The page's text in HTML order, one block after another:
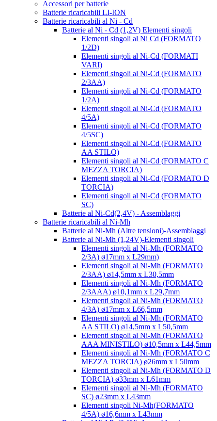
Accessori per batterie
Batterie ricaricabili LI-ION
Batterie ricaricabili al Ni - Cd
Batterie al Ni - Cd (1,2V) Elementi singoli
Elementi singoli al Ni Cd (FORMATO
1/2D)
Elementi singoli al Ni-Cd (FORMATI
VARI)
Elementi singoli al Ni-Cd (FORMATO
2/3AA)
Elementi singoli al Ni-Cd (FORMATO
1/2A)
Elementi singoli al Ni-Cd (FORMATO
4/5A)
Elementi singoli al Ni-Cd (FORMATO
4/5SC)
Elementi singoli al Ni-Cd (FORMATO
AA STILO)
Elementi singoli al Ni-Cd (FORMATO C
MEZZA TORCIA)
Elementi singoli al Ni-Cd (FORMATO D
TORCIA)
Elementi singoli al Ni-Cd (FORMATO
SC)
Batterie al Ni-Cd(2,4V) - Assemblaggi
Batterie ricaricabili al Ni-Mh
Batterie al Ni-Mh (Altre tensioni)-Assemblaggi
Batterie al Ni-Mh (1,24V)-Elementi singoli
Elementi singoli al Ni-Mh (FORMATO
2/3A) ø17mm x L29mm)
Elementi singoli al Ni-Mh (FORMATO
2/3AA) ø14,5mm x L30,5mm
Elementi singoli al Ni-Mh (FORMATO
2/3AAA) ø10,1mm x L29,7mm
Elementi singoli al Ni-Mh (FORMATO
4/3A) ø17mm x L66,5mm
Elementi singoli al Ni-Mh (FORMATO
AA STILO) ø14,5mm x L50,5mm
Elementi singoli al Ni-Mh (FORMATO
AAA MINISTILO) ø10,5mm x L44,5mm
Elementi singoli al Ni-Mh (FORMATO C
MEZZA TORCIA) ø26mm x L50mm
Elementi singoli al Ni-Mh (FORMATO D
TORCIA) ø33mm x L61mm
Elementi singoli al Ni-Mh (FORMATO
SC) ø23mm x L43mm
Elementi singoli Ni-Mh(FORMATO
4/5A) ø16,6mm x L43mm